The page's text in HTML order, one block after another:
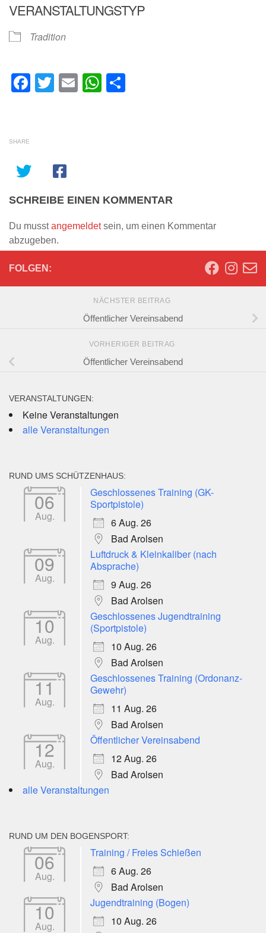
VERANSTALTUNGSTYP
Tradition
Facebook
Twitter
EmailWhatsApp
SHARE
SCHREIBE EINEN KOMMENTAR
Du musstangemeldetsein, um einen Kommentar
abzugeben.
FOLGEN:
NÄCHSTER BEITRAG
Öffentlicher Vereinsabend
VORHERIGER BEITRAG
Öffentlicher Vereinsabend
VERANSTALTUNGEN:
Keine Veranstaltungen
alle Veranstaltungen
RUND UMS SCHÜTZENHAUS:
06
Aug.
Geschlossenes Training (GK-
Sportpistole)
6 Aug. 26
Bad Arolsen
09
Aug.
Luftdruck & Kleinkaliber (nach
Absprache)
9 Aug. 26
Bad Arolsen
10
Aug.
Geschlossenes Jugendtraining
(Sportpistole)
10 Aug. 26
Bad Arolsen
11
Aug.
Geschlossenes Training (Ordonanz-
Gewehr)
11 Aug. 26
Bad Arolsen
12
Aug.
Öffentlicher Vereinsabend
12 Aug. 26
Bad Arolsen
alle Veranstaltungen
RUND UM DEN BOGENSPORT:
06
Aug.
Training / Freies Schießen
6 Aug. 26
Bad Arolsen
10
Aug.
Jugendtraining (Bogen)
10 Aug. 26